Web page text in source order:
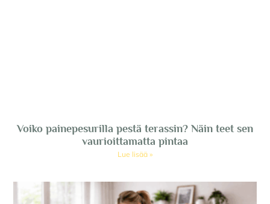
Voiko painepesurilla pestä terassin? Näin teet sen
vaurioittamatta pintaa
Lue lisää »